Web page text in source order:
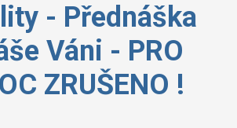
- Přednáška
Váni - PRO
ZRUŠENO !